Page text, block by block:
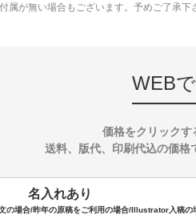
属が無い場合もございます。予めご了承下
WEB
価格をクリックす
送料、版代、印刷代込の価
名入れあり
の場合/昨年の原稿をご利用の場合/Illustrator入稿の